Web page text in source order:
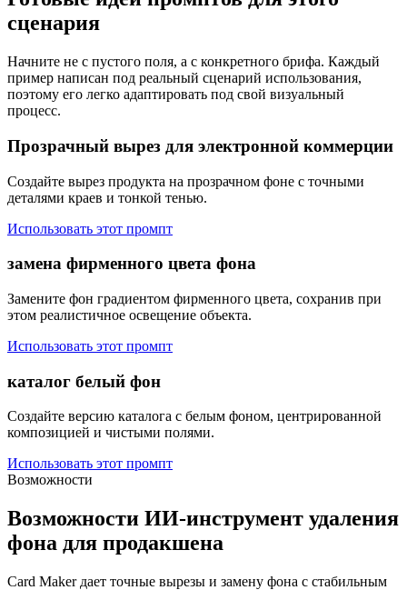
сценария
Начните не с пустого поля, а с конкретного брифа. Каждый
пример написан под реальный сценарий использования,
поэтому его легко адаптировать под свой визуальный
процесс.
Прозрачный вырез для электронной коммерции
Создайте вырез продукта на прозрачном фоне с точными
деталями краев и тонкой тенью.
Использовать этот промпт
замена фирменного цвета фона
Замените фон градиентом фирменного цвета, сохранив при
этом реалистичное освещение объекта.
Использовать этот промпт
каталог белый фон
Создайте версию каталога с белым фоном, центрированной
композицией и чистыми полями.
Использовать этот промпт
Возможности
Возможности ИИ-инструмент удаления
фона для продакшена
Card Maker дает точные вырезы и замену фона с стабильным